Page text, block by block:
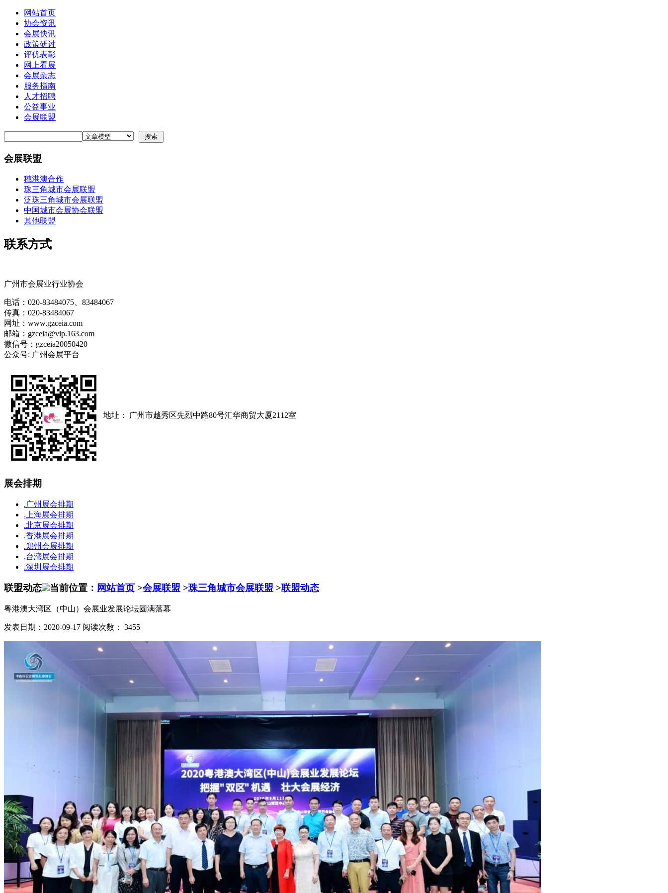
网站首页
协会资讯
会展快讯
政策研讨
评优表彰
网上看展
会展杂志
服务指南
人才招聘
公益事业
会展联盟
会展联盟
穗港澳合作
珠三角城市会展联盟
泛珠三角城市会展联盟
中国城市会展协会联盟
其他联盟
联系方式
广州市会展业行业协会
电话：020-83484075、83484067
传真：020-83484067
网址：www.gzceia.com
邮箱：gzceia@vip.163.com
微信号：gzceia20050420
公众号: 广州会展平台
地址： 广州市越秀区先烈中路80号汇华商贸大厦2112室
展会排期
.广州展会排期
.上海展会排期
.北京展会排期
.香港展会排期
.郑州会展排期
.台湾展会排期
.深圳展会排期
联盟动态 当前位置： 网站首页 >会展联盟 >珠三角城市会展联盟 >联盟动态
粤港澳大湾区（中山）会展业发展论坛圆满落幕
发表日期：2020-09-17 阅读次数： 3455